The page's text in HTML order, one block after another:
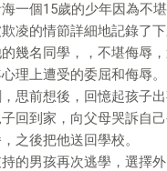
一個15歲的少年因為不堪
凌的情節詳細地記錄了
幾名同學，，不堪侮辱
理上遭受的委屈和侮辱。
思前想後，回憶起孩子
回到家，向父母哭訴自己
之後把他送回學校。
的男孩再次逃學，選擇